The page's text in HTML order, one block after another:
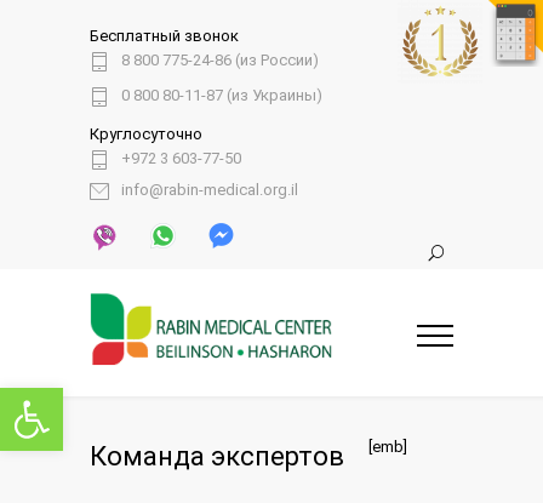
Открыть панель инструментов
Бесплатный звонок
8 800 775-24-86 (из России)
0 800 80-11-87 (из Украины)
Круглосуточно
+972 3 603-77-50
info@rabin-medical.org.il
Команда экспертов [emb]